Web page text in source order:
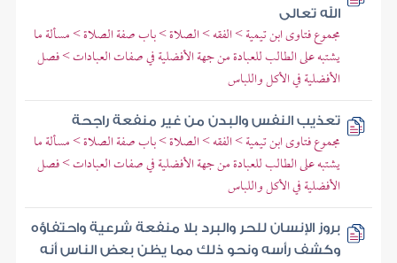
الله تعالى
مجموع فتاوى ابن تيمية > الفقه > الصلاة > باب صفة الصلاة > مسألة ما
يشتبه على الطالب للعبادة من جهة الأفضلية في صفات العبادات > فصل
الأفضلية في الأكل واللباس
تعذيب النفس والبدن من غير منفعة راجحة
مجموع فتاوى ابن تيمية > الفقه > الصلاة > باب صفة الصلاة > مسألة ما
يشتبه على الطالب للعبادة من جهة الأفضلية في صفات العبادات > فصل
الأفضلية في الأكل واللباس
بروز الإنسان للحر والبرد بلا منفعة شرعية واحتفاؤه
وكشف رأسه ونحو ذلك مما يظن بعض الناس أنه